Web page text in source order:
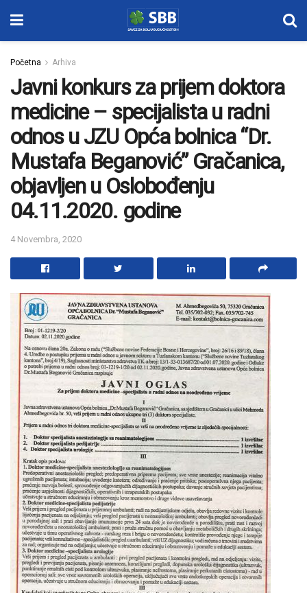
Početna Arhiva
Javni konkurs za prijem doktora
medicine – specijalista u radni
odnos u JZU Opća bolnica “Dr.
Mustafa Beganović” Gračanica,
objavljen u Oslobođenju
04.11.2020. godine
4 Novembra, 2020